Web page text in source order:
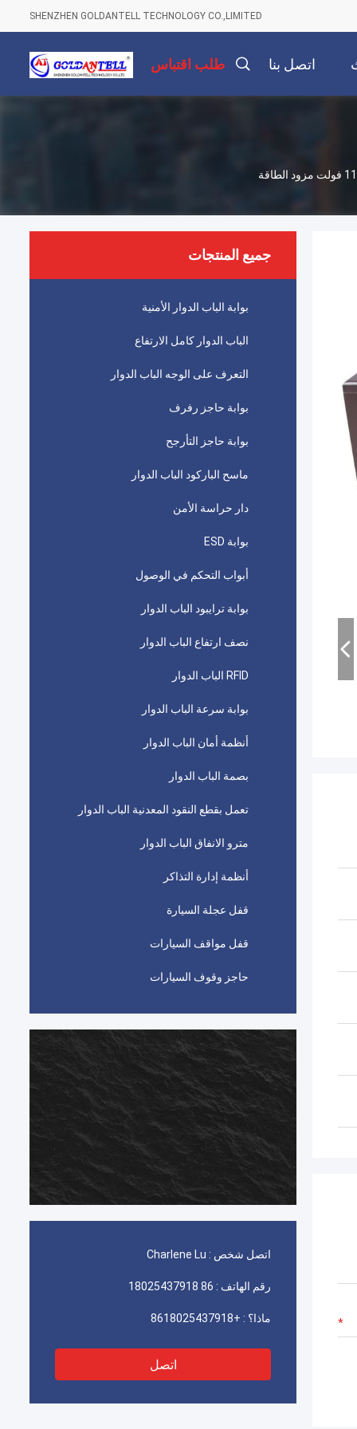
SHENZHEN GOLDANTELL TECHNOLOGY CO.,LIMITED
اتصل بنا طلب اقتباس
جميع المنتجات
بوابة الباب الدوار الأمنية
الباب الدوار كامل الارتفاع
التعرف على الوجه الباب الدوار
بوابة حاجز رفرف
بوابة حاجز التأرجح
ماسح الباركود الباب الدوار
دار حراسة الأمن
بوابة ESD
أبواب التحكم في الوصول
بوابة ترايبود الباب الدوار
نصف ارتفاع الباب الدوار
RFID الباب الدوار
بوابة سرعة الباب الدوار
أنظمة أمان الباب الدوار
بصمة الباب الدوار
تعمل بقطع النقود المعدنية الباب الدوار
مترو الانفاق الباب الدوار
أنظمة إدارة التذاكر
قفل عجلة السيارة
قفل مواقف السيارات
حاجز وقوف السيارات
اتصل شخص : Charlene Lu
رقم الهاتف : 86 18025437918
ماذا؟ : +8618025437918
اتصل